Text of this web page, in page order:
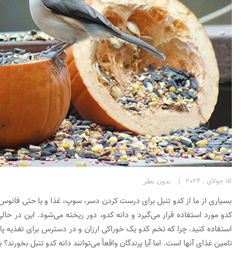
15 جولای , 2024 بدون نظر
بسیاری از ما از کدو تنبل برای درست کردن دسر، سوپ، غذا و یا حتی
کدو مورد استفاده قرار می‌گیرد و دانه کدو، دور ریخته می‌شود. این در
استفاده کنید. چرا که تخم کدو یک خوراکی ارزان و در دسترس برای
تامین غذای آنها است. اما آیا پرندگان واقعاً می‌توانند دانه کدو تنبل